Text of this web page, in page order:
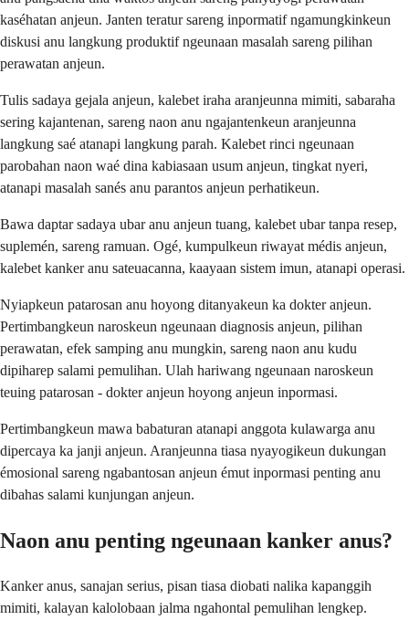
kaséhatan anjeun. Janten teratur sareng inpormatif ngamungkinkeun
diskusi anu langkung produktif ngeunaan masalah sareng pilihan
perawatan anjeun.
Tulis sadaya gejala anjeun, kalebet iraha aranjeunna mimiti, sabaraha
sering kajantenan, sareng naon anu ngajantenkeun aranjeunna
langkung saé atanapi langkung parah. Kalebet rinci ngeunaan
parobahan naon waé dina kabiasaan usum anjeun, tingkat nyeri,
atanapi masalah sanés anu parantos anjeun perhatikeun.
Bawa daptar sadaya ubar anu anjeun tuang, kalebet ubar tanpa resep,
suplemén, sareng ramuan. Ogé, kumpulkeun riwayat médis anjeun,
kalebet kanker anu sateuacanna, kaayaan sistem imun, atanapi operasi.
Nyiapkeun patarosan anu hoyong ditanyakeun ka dokter anjeun.
Pertimbangkeun naroskeun ngeunaan diagnosis anjeun, pilihan
perawatan, efek samping anu mungkin, sareng naon anu kudu
dipiharep salami pemulihan. Ulah hariwang ngeunaan naroskeun
teuing patarosan - dokter anjeun hoyong anjeun inpormasi.
Pertimbangkeun mawa babaturan atanapi anggota kulawarga anu
dipercaya ka janji anjeun. Aranjeunna tiasa nyayogikeun dukungan
émosional sareng ngabantosan anjeun émut inpormasi penting anu
dibahas salami kunjungan anjeun.
Naon anu penting ngeunaan kanker anus?
Kanker anus, sanajan serius, pisan tiasa diobati nalika kapanggih
mimiti, kalayan kalolobaan jalma ngahontal pemulihan lengkep.